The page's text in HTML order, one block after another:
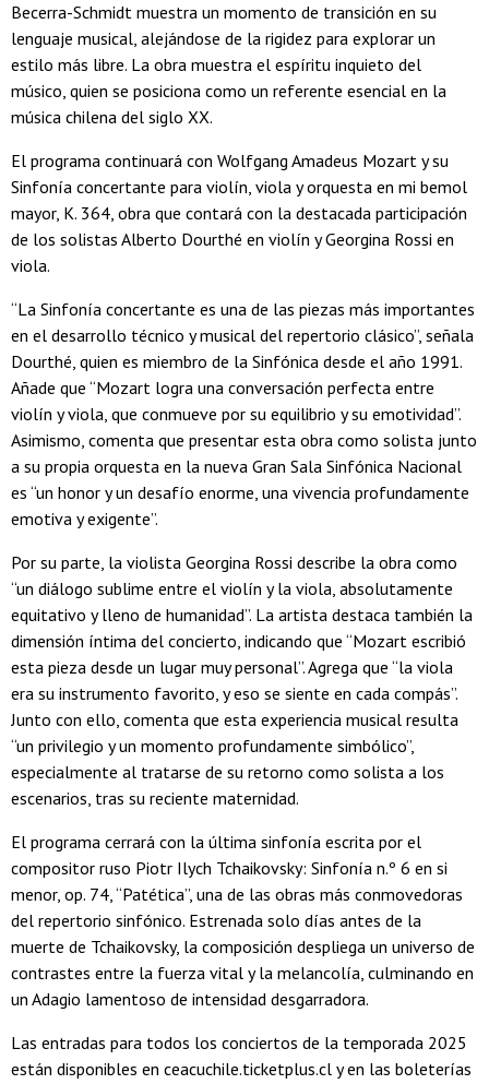
Becerra-Schmidt muestra un momento de transición en su
lenguaje musical, alejándose de la rigidez para explorar un
estilo más libre. La obra muestra el espíritu inquieto del
músico, quien se posiciona como un referente esencial en la
música chilena del siglo XX.
El programa continuará con Wolfgang Amadeus Mozart y su
Sinfonía concertante para violín, viola y orquesta en mi bemol
mayor, K. 364, obra que contará con la destacada participación
de los solistas Alberto Dourthé en violín y Georgina Rossi en
viola.
“La Sinfonía concertante es una de las piezas más importantes
en el desarrollo técnico y musical del repertorio clásico”, señala
Dourthé, quien es miembro de la Sinfónica desde el año 1991.
Añade que “Mozart logra una conversación perfecta entre
violín y viola, que conmueve por su equilibrio y su emotividad”.
Asimismo, comenta que presentar esta obra como solista junto
a su propia orquesta en la nueva Gran Sala Sinfónica Nacional
es “un honor y un desafío enorme, una vivencia profundamente
emotiva y exigente”.
Por su parte, la violista Georgina Rossi describe la obra como
“un diálogo sublime entre el violín y la viola, absolutamente
equitativo y lleno de humanidad”. La artista destaca también la
dimensión íntima del concierto, indicando que “Mozart escribió
esta pieza desde un lugar muy personal”. Agrega que “la viola
era su instrumento favorito, y eso se siente en cada compás”.
Junto con ello, comenta que esta experiencia musical resulta
“un privilegio y un momento profundamente simbólico”,
especialmente al tratarse de su retorno como solista a los
escenarios, tras su reciente maternidad.
El programa cerrará con la última sinfonía escrita por el
compositor ruso Piotr Ilych Tchaikovsky: Sinfonía n.º 6 en si
menor, op. 74, “Patética”, una de las obras más conmovedoras
del repertorio sinfónico. Estrenada solo días antes de la
muerte de Tchaikovsky, la composición despliega un universo de
contrastes entre la fuerza vital y la melancolía, culminando en
un Adagio lamentoso de intensidad desgarradora.
Las entradas para todos los conciertos de la temporada 2025
están disponibles en ceacuchile.ticketplus.cl y en las boleterías